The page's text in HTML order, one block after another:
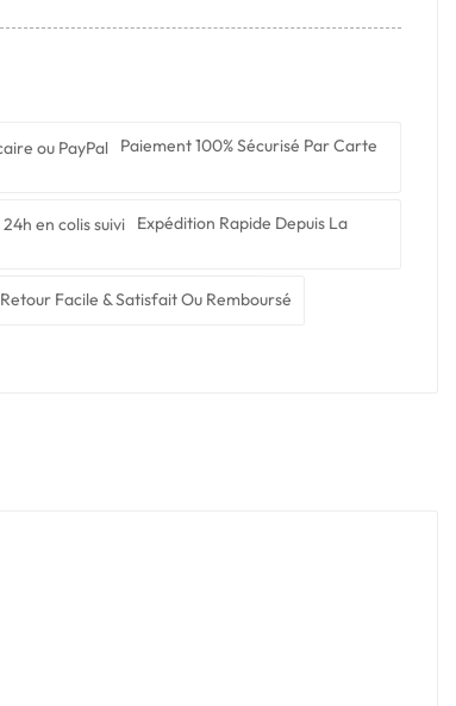
Paiement 100% Sécurisé Par Carte
Expédition Rapide Depuis La
Retour Facile & Satisfait Ou Remboursé